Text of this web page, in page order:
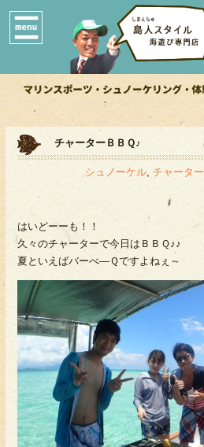
チャーターＢＢＱ♪
シュノーケル, チャーター
はいどーーも！！
久々のチャーターで今日はＢＢＱ♪♪
夏といえばバーべ―Ｑですよねぇ～